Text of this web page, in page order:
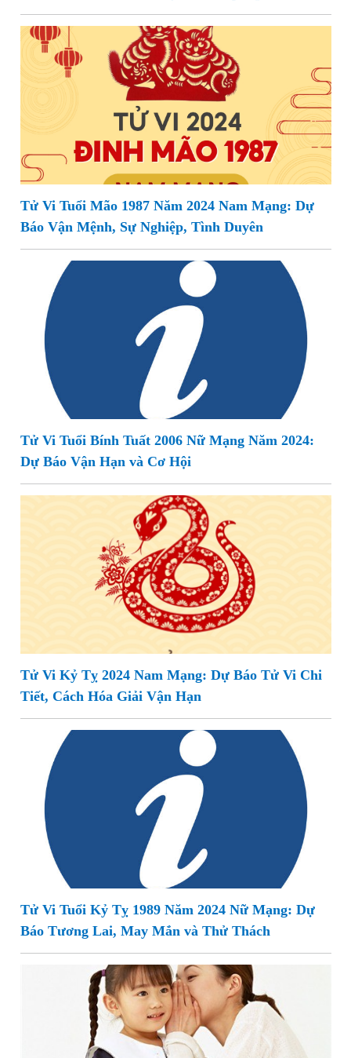
Tử Vi Tuổi Mão 1987 Năm 2024 Nam Mạng: Dự
Báo Vận Mệnh, Sự Nghiệp, Tình Duyên
Tử Vi Tuổi Bính Tuất 2006 Nữ Mạng Năm 2024:
Dự Báo Vận Hạn và Cơ Hội
Tử Vi Kỷ Tỵ 2024 Nam Mạng: Dự Báo Tử Vi Chi
Tiết, Cách Hóa Giải Vận Hạn
Tử Vi Tuổi Kỷ Tỵ 1989 Năm 2024 Nữ Mạng: Dự
Báo Tương Lai, May Mắn và Thử Thách